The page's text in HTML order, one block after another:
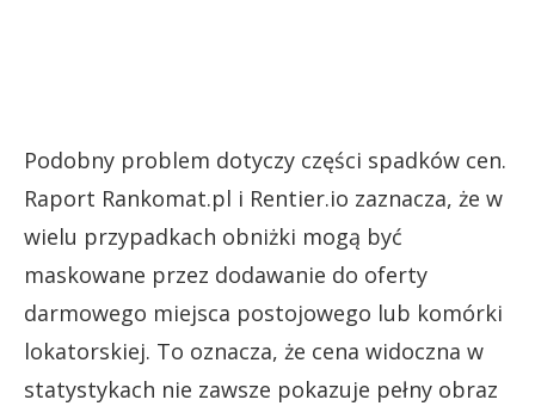
Podobny problem dotyczy części spadków cen.
Raport Rankomat.pl i Rentier.io zaznacza, że w
wielu przypadkach obniżki mogą być
maskowane przez dodawanie do oferty
darmowego miejsca postojowego lub komórki
lokatorskiej. To oznacza, że cena widoczna w
statystykach nie zawsze pokazuje pełny obraz